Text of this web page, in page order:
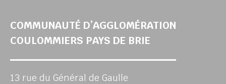
COMMUNAUTÉ D’AGGLOMÉRATION
COULOMMIERS PAYS DE BRIE
13 rue du Général de Gaulle